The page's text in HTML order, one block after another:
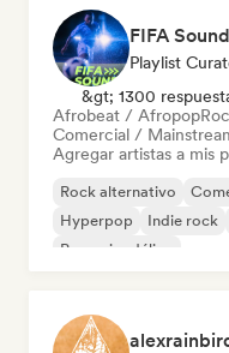
Playlist
&gt; 1300
Afrobeat / Afropop
Comercial /
Agregar artistas a mis
Rock alternativo
Hyperpop
Indie rock
Pop psicodélico